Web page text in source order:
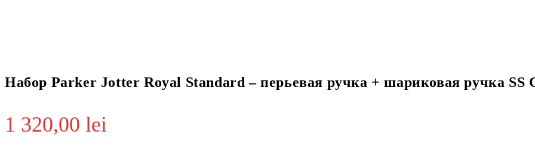
Набор Parker Jotter Royal Standard – перьевая ручка + шариковая ручка SS
1 320,00 lei